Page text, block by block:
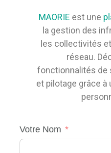
MAORIE est une
la gestion des
les collectivités
réseau.
fonctionnalités de
et pilotage grâce
Votre Nom